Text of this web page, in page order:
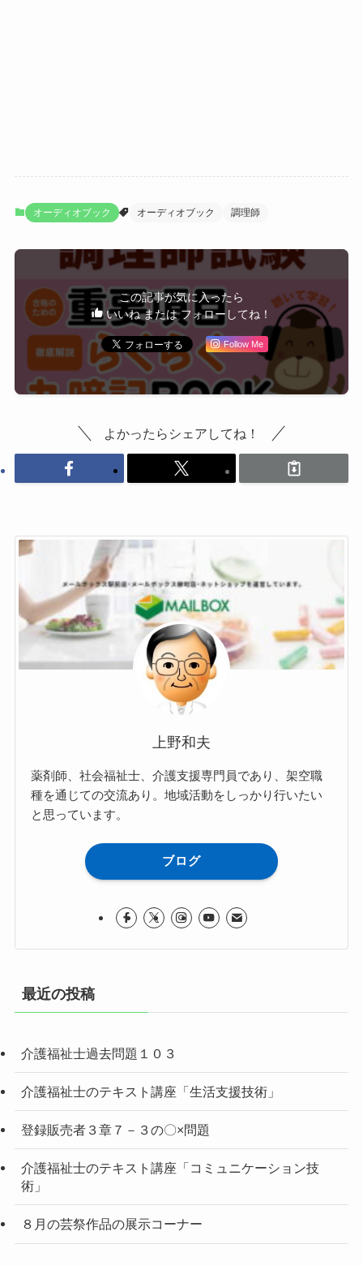
オーディオブック オーディオブック 調理師
この記事が気に入ったら
いいね または フォローしてね！
Follow Me
よかったらシェアしてね！
上野和夫
薬剤師、社会福祉士、介護支援専門員であり、架空職
種を通じての交流あり。地域活動をしっかり行いたい
と思っています。
ブログ
最近の投稿
介護福祉士過去問題１０３
介護福祉士のテキスト講座「生活支援技術」
登録販売者３章７－３の〇×問題
介護福祉士のテキスト講座「コミュニケーション技
術」
８月の芸祭作品の展示コーナー